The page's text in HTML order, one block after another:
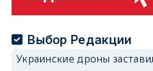
Выбор Редакции
Украинские дроны